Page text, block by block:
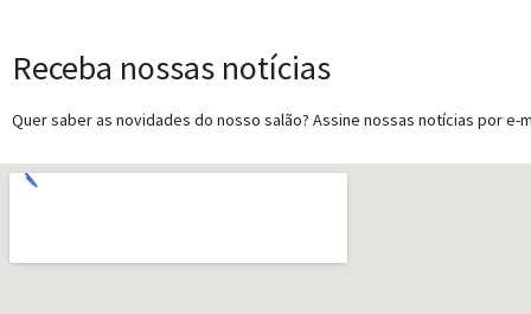
Receba nossas notícias
Quer saber as novidades do nosso salão? Assine nossas notícias por e-